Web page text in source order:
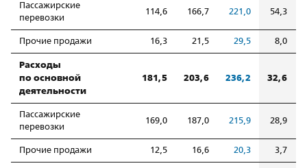
Пассажирские
перевозки
114,6 166,7 221,0 54,3
Прочие продажи 16,3 21,5 29,5 8,0
Расходы
по основной
деятельности
181,5 203,6 236,2 32,6
Пассажирские
перевозки
169,0 187,0 215,9 28,9
Прочие продажи 12,5 16,6 20,3 3,7